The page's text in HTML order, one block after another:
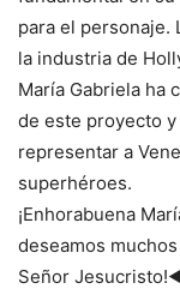
para el personaje.
la industria de
María Gabriela ha
de este proyecto
representar a
superhéroes.
¡Enhorabuena
deseamos
Señor